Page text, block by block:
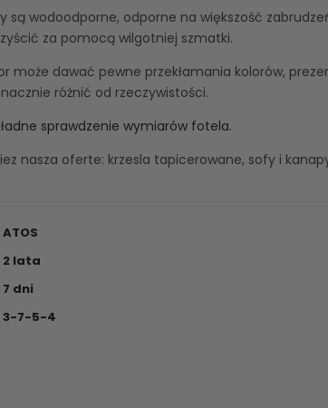
są wodoodporne, odporne na większość
za pomocą wilgotniej szmatki.
może dawać pewne przekłamania kolorów,
różnić od rzeczywistości.
sprawdzenie wymiarów fotela.
nasza oferte: krzesla tapicerowane, sofy i
ATOS
2 lata
7 dni
3-7-5-4